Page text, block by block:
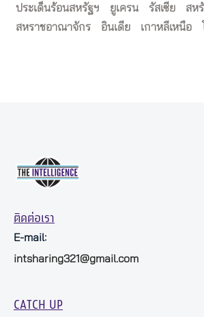
ประเด็นร้อนสหรัฐฯ
ยูเครน รัสเซีย
สห
สหราชอาณาจักร
อินเดีย เกาหลีเหนือ
ติดต่อเรา
E-mail:
intsharing321@gmail.com
CATCH UP